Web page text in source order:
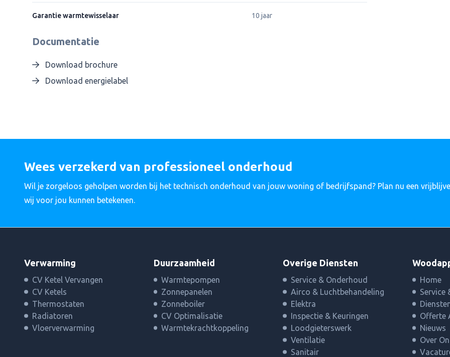
Garantie warmtewisselaar 10 jaar
Documentatie
Download brochure
Download energielabel
Wees verzekerd van professioneel onderhoud
Wil je zorgeloos geholpen worden bij het technisch onderhoud van jouw woning of bedrijfspand? Plan nu een
wij voor jou kunnen betekenen.
Verwarming
CV Ketel Vervangen
CV Ketels
Thermostaten
Radiatoren
Vloerverwarming
Duurzaamheid
Warmtepompen
Zonnepanelen
Zonneboiler
CV Optimalisatie
Warmtekrachtkoppeling
Overige Diensten
Service & Onderhoud
Airco & Luchtbehandeling
Elektra
Inspectie & Keuringen
Loodgieterswerk
Ventilatie
Sanitair
Home
Service
Offerte
Nieuws
Over